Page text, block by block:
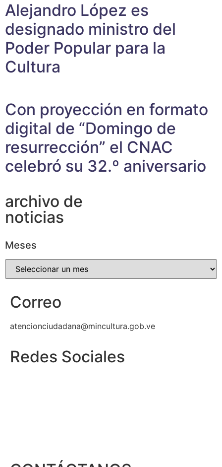
Alejandro López es
designado ministro del
Poder Popular para la
Cultura
Con proyección en formato
digital de “Domingo de
resurrección” el CNAC
celebró su 32.º aniversario
archivo de
noticias
Meses
Correo
atencionciudadana@mincultura.gob.ve
Redes Sociales